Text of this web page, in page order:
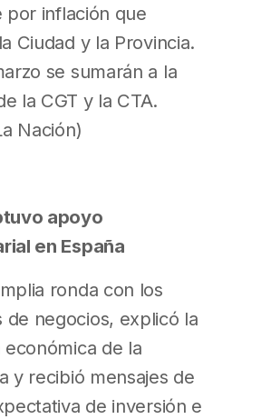
por inflación que
Ciudad y la Provincia.
se sumarán a la
la CGT y la CTA.
Nación)
apoyo
en España
ronda con los
de negocios, explicó la
económica de la
y recibió mensajes de
de inversión e